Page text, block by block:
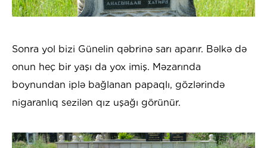
Sonra yol bizi Günelin qəbrinə sarı aparır. Bəlkə də
onun heç bir yaşı da yox imiş. Məzarında
boynundan iplə bağlanan papaqlı, gözlərində
nigaranlıq sezilən qız uşağı görünür.